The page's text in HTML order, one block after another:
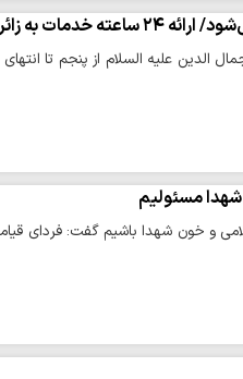
ایرانی و خارجی
علیه السلام از پنجم تا
مسئولیم
و خون شهدا باشیم گفت: فردای